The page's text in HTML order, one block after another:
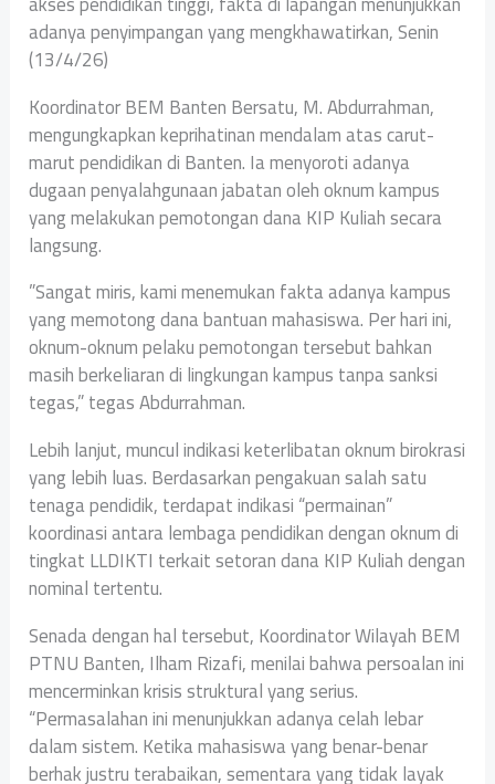
adanya penyimpangan yang mengkhawatirkan, Senin
(13/4/26)
‎Koordinator BEM Banten Bersatu, M. Abdurrahman,
mengungkapkan keprihatinan mendalam atas carut-
marut pendidikan di Banten. Ia menyoroti adanya
dugaan penyalahgunaan jabatan oleh oknum kampus
yang melakukan pemotongan dana KIP Kuliah secara
langsung.
‎”Sangat miris, kami menemukan fakta adanya kampus
yang memotong dana bantuan mahasiswa. Per hari ini,
oknum-oknum pelaku pemotongan tersebut bahkan
masih berkeliaran di lingkungan kampus tanpa sanksi
tegas,” tegas Abdurrahman.
‎Lebih lanjut, muncul indikasi keterlibatan oknum birokrasi
yang lebih luas. Berdasarkan pengakuan salah satu
tenaga pendidik, terdapat indikasi “permainan”
koordinasi antara lembaga pendidikan dengan oknum di
tingkat LLDIKTI terkait setoran dana KIP Kuliah dengan
nominal tertentu.
‎Senada dengan hal tersebut, Koordinator Wilayah BEM
PTNU Banten, Ilham Rizafi, menilai bahwa persoalan ini
mencerminkan krisis struktural yang serius.
“Permasalahan ini menunjukkan adanya celah lebar
dalam sistem. Ketika mahasiswa yang benar-benar
berhak justru terabaikan, sementara yang tidak layak